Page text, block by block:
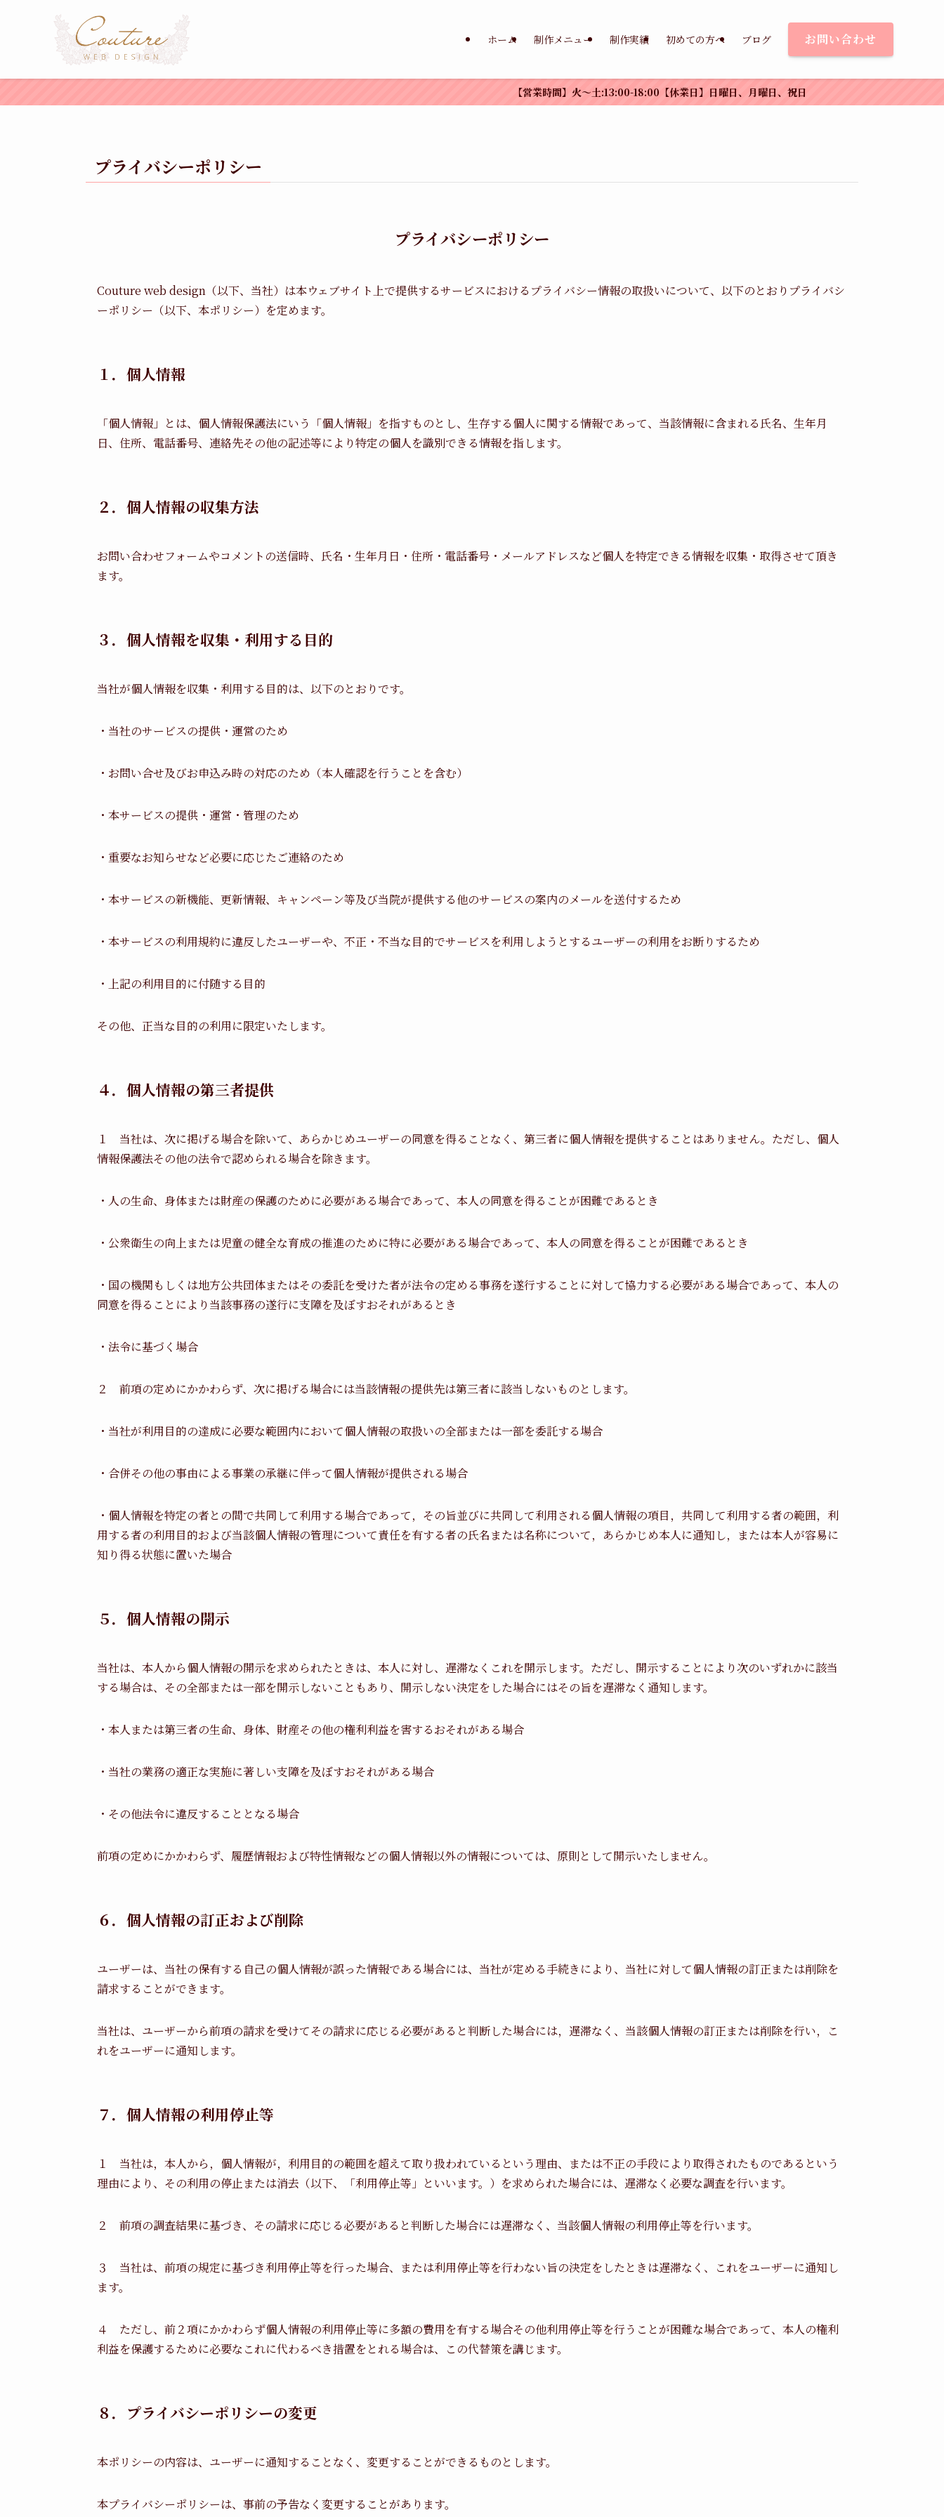
ホーム 制作メニュー 制作実績 初めての方へ ブログ お問い合わせ
【営業時間】火〜土:13:00-18:00【休業日】日曜日、月曜日、祝日
プライバシーポリシー
プライバシーポリシー
Couture web design（以下、当社）は本ウェブサイト上で提供するサービスにおけるプライバシー情報の取扱いについて、以下のとおりプライバシ
ーポリシー（以下、本ポリシー）を定めます。
１．個人情報
「個人情報」とは、個人情報保護法にいう「個人情報」を指すものとし、生存する個人に関する情報であって、当該情報に含まれる氏名、生年月
日、住所、電話番号、連絡先その他の記述等により特定の個人を識別できる情報を指します。
２．個人情報の収集方法
お問い合わせフォームやコメントの送信時、氏名・生年月日・住所・電話番号・メールアドレスなど個人を特定できる情報を収集・取得させて頂き
ます。
３．個人情報を収集・利用する目的
当社が個人情報を収集・利用する目的は、以下のとおりです。
・当社のサービスの提供・運営のため
・お問い合せ及びお申込み時の対応のため（本人確認を行うことを含む）
・本サービスの提供・運営・管理のため
・重要なお知らせなど必要に応じたご連絡のため
・本サービスの新機能、更新情報、キャンペーン等及び当院が提供する他のサービスの案内のメールを送付するため
・本サービスの利用規約に違反したユーザーや、不正・不当な目的でサービスを利用しようとするユーザーの利用をお断りするため
・上記の利用目的に付随する目的
その他、正当な目的の利用に限定いたします。
４．個人情報の第三者提供
１ 当社は、次に掲げる場合を除いて、あらかじめユーザーの同意を得ることなく、第三者に個人情報を提供することはありません。ただし、個人
情報保護法その他の法令で認められる場合を除きます。
・人の生命、身体または財産の保護のために必要がある場合であって、本人の同意を得ることが困難であるとき
・公衆衛生の向上または児童の健全な育成の推進のために特に必要がある場合であって、本人の同意を得ることが困難であるとき
・国の機関もしくは地方公共団体またはその委託を受けた者が法令の定める事務を遂行することに対して協力する必要がある場合であって、本人の
同意を得ることにより当該事務の遂行に支障を及ぼすおそれがあるとき
・法令に基づく場合
２ 前項の定めにかかわらず、次に掲げる場合には当該情報の提供先は第三者に該当しないものとします。
・当社が利用目的の達成に必要な範囲内において個人情報の取扱いの全部または一部を委託する場合
・合併その他の事由による事業の承継に伴って個人情報が提供される場合
・個人情報を特定の者との間で共同して利用する場合であって，その旨並びに共同して利用される個人情報の項目，共同して利用する者の範囲，利
用する者の利用目的および当該個人情報の管理について責任を有する者の氏名または名称について，あらかじめ本人に通知し，または本人が容易に
知り得る状態に置いた場合
５．個人情報の開示
当社は、本人から個人情報の開示を求められたときは、本人に対し、遅滞なくこれを開示します。ただし、開示することにより次のいずれかに該当
する場合は、その全部または一部を開示しないこともあり、開示しない決定をした場合にはその旨を遅滞なく通知します。
・本人または第三者の生命、身体、財産その他の権利利益を害するおそれがある場合
・当社の業務の適正な実施に著しい支障を及ぼすおそれがある場合
・その他法令に違反することとなる場合
前項の定めにかかわらず、履歴情報および特性情報などの個人情報以外の情報については、原則として開示いたしません。
６．個人情報の訂正および削除
ユーザーは、当社の保有する自己の個人情報が誤った情報である場合には、当社が定める手続きにより、当社に対して個人情報の訂正または削除を
請求することができます。
当社は、ユーザーから前項の請求を受けてその請求に応じる必要があると判断した場合には，遅滞なく、当該個人情報の訂正または削除を行い，こ
れをユーザーに通知します。
７．個人情報の利用停止等
１ 当社は，本人から，個人情報が，利用目的の範囲を超えて取り扱われているという理由、または不正の手段により取得されたものであるという
理由により、その利用の停止または消去（以下、「利用停止等」といいます。）を求められた場合には、遅滞なく必要な調査を行います。
２ 前項の調査結果に基づき、その請求に応じる必要があると判断した場合には遅滞なく、当該個人情報の利用停止等を行います。
３ 当社は、前項の規定に基づき利用停止等を行った場合、または利用停止等を行わない旨の決定をしたときは遅滞なく、これをユーザーに通知し
ます。
４ ただし、前２項にかかわらず個人情報の利用停止等に多額の費用を有する場合その他利用停止等を行うことが困難な場合であって、本人の権利
利益を保護するために必要なこれに代わるべき措置をとれる場合は、この代替策を講じます。
８．プライバシーポリシーの変更
本ポリシーの内容は、ユーザーに通知することなく、変更することができるものとします。
本プライバシーポリシーは、事前の予告なく変更することがあります。